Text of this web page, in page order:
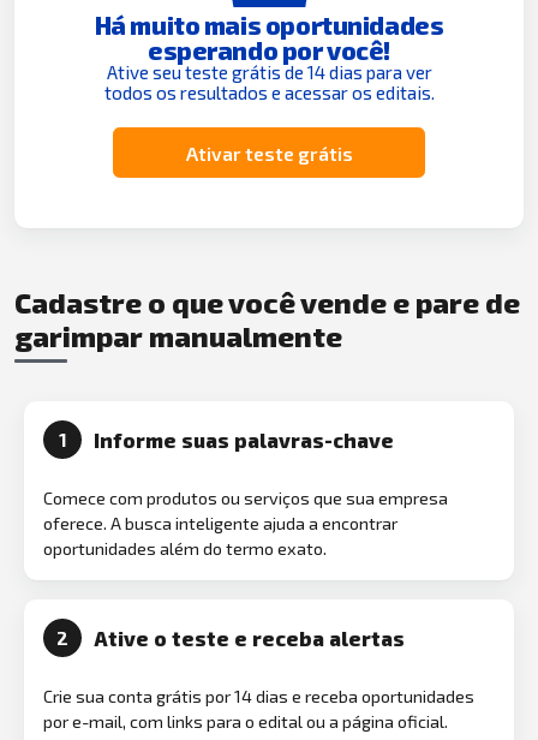
Há muito mais oportunidades
esperando por você!
Ative seu teste grátis de 14 dias para ver
todos os resultados e acessar os editais.
Ativar teste grátis
Cadastre o que você vende e pare de
garimpar manualmente
1 Informe suas palavras-chave
Comece com produtos ou serviços que sua empresa
oferece. A busca inteligente ajuda a encontrar
oportunidades além do termo exato.
2 Ative o teste e receba alertas
Crie sua conta grátis por 14 dias e receba oportunidades
por e-mail, com links para o edital ou a página oficial.